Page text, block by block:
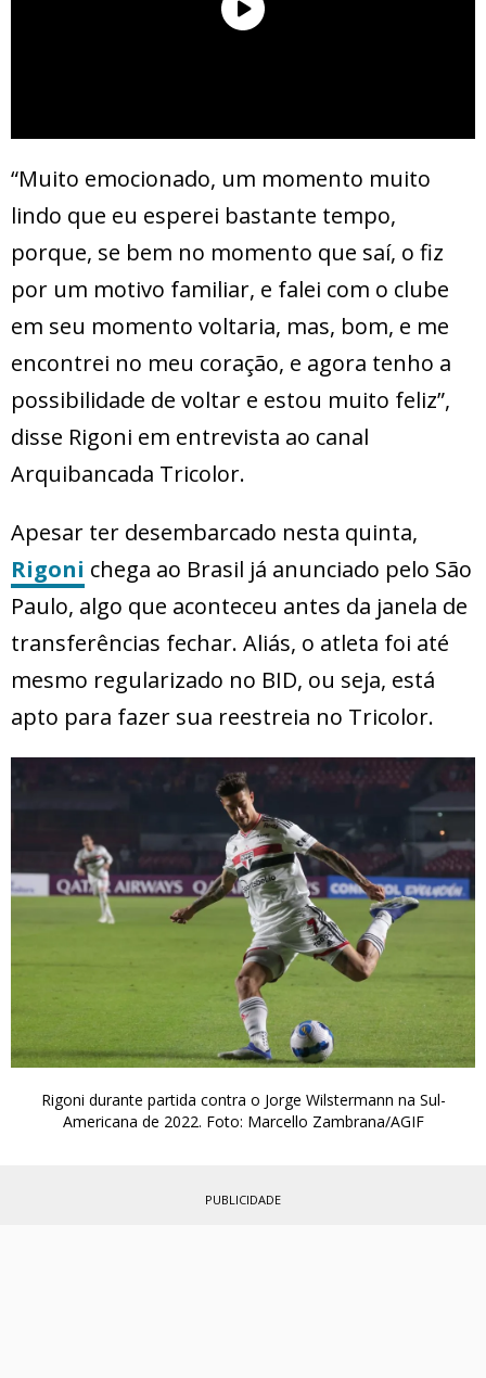
“Muito emocionado, um momento muito
lindo que eu esperei bastante tempo,
porque, se bem no momento que saí, o fiz
por um motivo familiar, e falei com o clube
em seu momento voltaria, mas, bom, e me
encontrei no meu coração, e agora tenho a
possibilidade de voltar e estou muito feliz”,
disse Rigoni em entrevista ao canal
Arquibancada Tricolor.
Apesar ter desembarcado nesta quinta,
Rigoni chega ao Brasil já anunciado pelo São
Paulo, algo que aconteceu antes da janela de
transferências fechar. Aliás, o atleta foi até
mesmo regularizado no BID, ou seja, está
apto para fazer sua reestreia no Tricolor.
Rigoni durante partida contra o Jorge Wilstermann na Sul-
Americana de 2022. Foto: Marcello Zambrana/AGIF
PUBLICIDADE